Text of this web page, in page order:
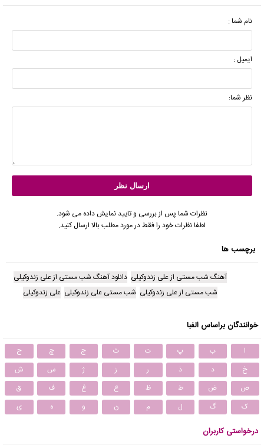
نام شما :
ایمیل :
نظر شما:
نظرات شما پس از بررسی و تایید نمایش داده می شود.
لطفا نظرات خود را فقط در مورد مطلب بالا ارسال کنید.
برچسب ها
آهنگ شب مستی از علی زندوکیلی دانلود آهنگ شب مستی از علی زندوکیلی
شب مستی از علی زندوکیلی شب مستی علی زندوکیلی علی زندوکیلی
خوانندگان براساس الفبا
ا ب پ ت ث ج چ
ح
خ
د ذ ر ز ژ س
ش
ص
ض ط ظ ع غ ف
ق
ک
گ ل م ن و ه ی
درخواستی کاربران